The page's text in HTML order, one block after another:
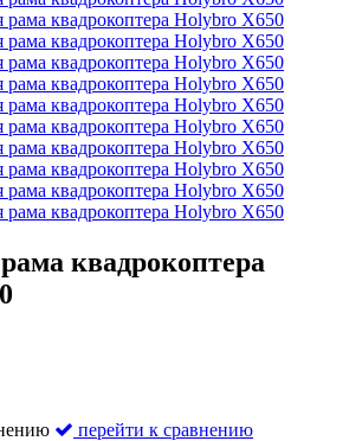
квадрокоптера
перейти к сравнению